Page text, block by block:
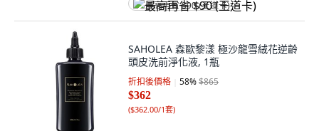
最高再省 $90 (王道卡)
SAHOLEA 森歐黎漾 極沙龍雪絨花逆齡
頭皮洗前淨化液, 1瓶
折扣後價格 58%$865
$362
($362.00/1套)